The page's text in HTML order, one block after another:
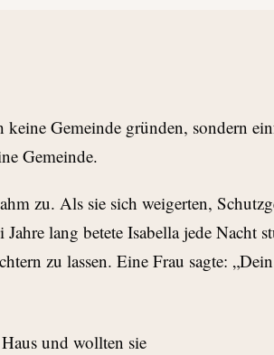
Gemeinde gründen, sondern
Gemeinde.
zu. Als sie sich weigerten,
lang betete Isabella jede Nacht
zu lassen. Eine Frau sagte:
und wollten sie